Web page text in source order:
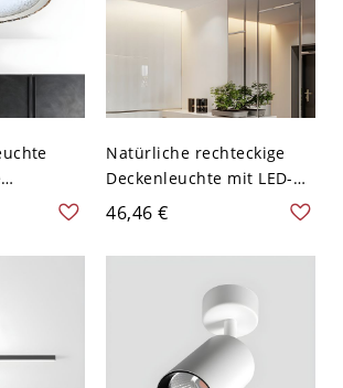
in
Natürliche rechteckige
Deckenleuchte mit LED-
Lampen - 110V-120V 35,56
cm Warm
46,46 €